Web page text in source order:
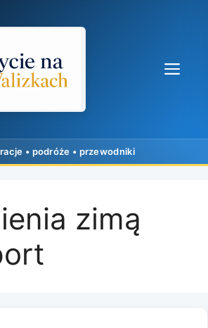
zimą